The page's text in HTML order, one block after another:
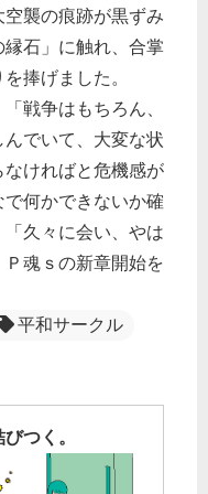
襲の痕跡が黒ずみ
石」に触れ、合掌
捧げました。
戦争はもちろん、
でいて、大変な状
ければと危機感が
何かできないか確
久々に会い、やは
魂ｓの新章開始を
平和サークル
つく。